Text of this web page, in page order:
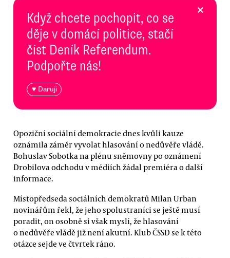
Když chcete pochopit, co se
děje v domácí politice, stačí
číst Deník Referendum.
Podpořte nás!
♥ Daruji
×
Opoziční sociální demokracie dnes kvůli kauze
oznámila záměr vyvolat hlasování o nedůvěře vládě.
Bohuslav Sobotka na plénu sněmovny po oznámení
Drobilova odchodu v médiích žádal premiéra o další
informace.
Místopředseda sociálních demokratů Milan Urban
novinářům řekl, že jeho spolustraníci se ještě musí
poradit, on osobně si však myslí, že hlasování
o nedůvěře vládě již není akutní. Klub ČSSD se k této
otázce sejde ve čtvrtek ráno.